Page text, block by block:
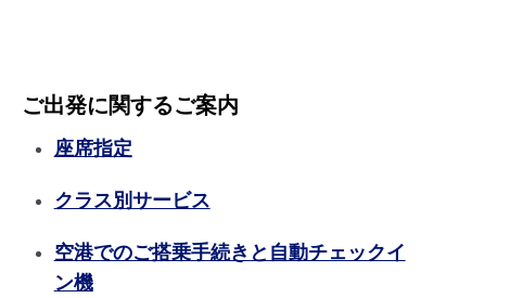
ご出発に関するご案内
座席指定
クラス別サービス
空港でのご搭乗手続きと自動チェックイ
ン機